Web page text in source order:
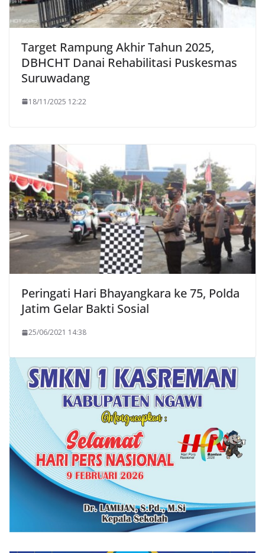
Target Rampung Akhir Tahun 2025,
DBHCHT Danai Rehabilitasi Puskesmas
Suruwadang
18/11/2025 12:22
Peringati Hari Bhayangkara ke 75, Polda
Jatim Gelar Bakti Sosial
25/06/2021 14:38